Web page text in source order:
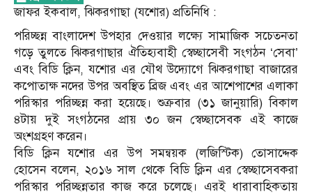
জাফর ইকবাল, ঝিকরগাছা (যশোর) প্রতিনিধি :
পরিচ্ছন্ন বাংলাদেশ উপহার দেওয়ার লক্ষ্যে সামাজিক সচেতনতা
গড়ে তুলতে ঝিকরগাছার ঐতিহ্যবাহী স্বেচ্ছাসেবী সংগঠন ‘সেবা’
এবং বিডি ক্লিন, যশোর এর যৌথ উদ্যোগে ঝিকরগাছা বাজারের
কপোতাক্ষ নদের উপর অবস্থিত ব্রিজ এবং এর আশেপাশের এলাকা
পরিস্কার পরিচ্ছন্ন করা হয়েছে। শুক্রবার (৩১ জানুয়ারি) বিকাল
৪টায় দুই সংগঠনের প্রায় ৩০ জন স্বেচ্ছাসেবক এই কাজে
অংশগ্রহণ করেন।
বিডি ক্লিন যশোর এর উপ সমন্বয়ক (লজিস্টিক) তোসাদ্দেক
হোসেন বলেন, ২০১৬ সাল থেকে বিডি ক্লিন এর স্বেচ্ছাসেবকরা
পরিস্কার পরিচ্ছন্নতার কাজ করে চলেছে। এরই ধারাবাহিকতায়